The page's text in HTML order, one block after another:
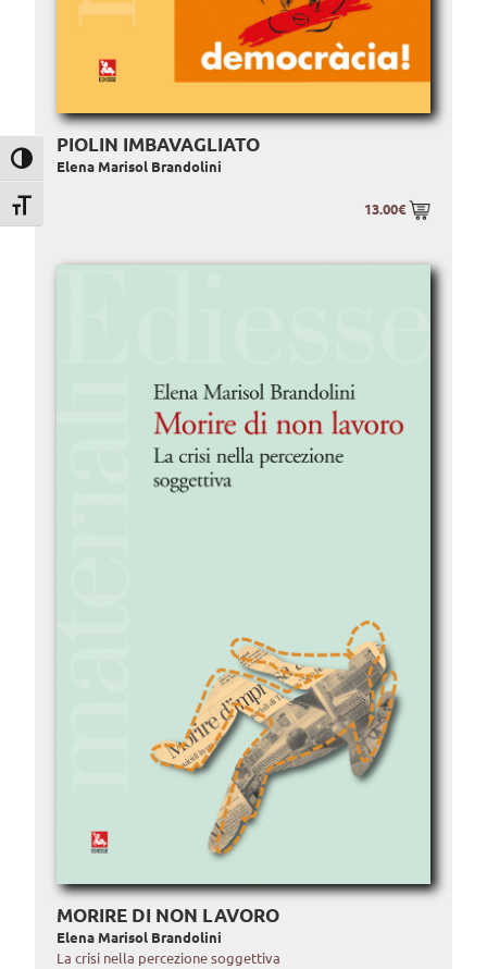
Attiva/disattiva alto contrasto
Attiva/disattiva dimensione testo
PIOLIN IMBAVAGLIATO
Elena Marisol Brandolini
13.00€
MORIRE DI NON LAVORO
Elena Marisol Brandolini
La crisi nella percezione soggettiva